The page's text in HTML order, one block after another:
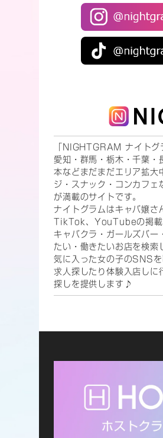
「NIGHTGRAM ナイトグ
愛知・群馬・栃木・千葉・
本などまだまだエリア拡大
ジ・スナック・コンカフェ
が満載のサイトです。
ナイトグラムはキャバ嬢
TikTok、YouTubeの掲載
キャバクラ・ガールズバー
たい・働きたいお店を検索
気に入った女の子のSNSを
求人探したり体験入店しに
探しを提供します♪